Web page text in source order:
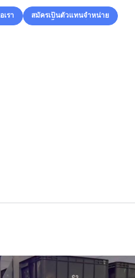
เรา
เรา
สมัครเป็นตัวแทนจำหน่าย
สมัครเป็นตัวแทนจำหน่าย